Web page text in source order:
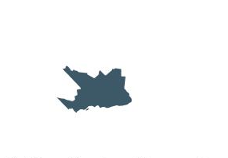
VIEUX-